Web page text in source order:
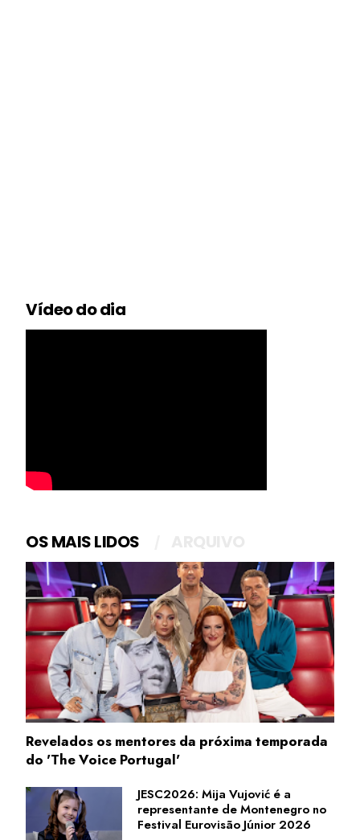
Vídeo do dia
OS MAIS LIDOS
Revelados os mentores da próxima temporada
do 'The Voice Portugal'
JESC2026: Mija Vujović é a
representante de Montenegro no
Festival Eurovisão Júnior 2026